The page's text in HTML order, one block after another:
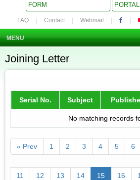
FORM
PORTAL
FAQ Contact Webmail
MENU
Joining Letter
Serial No. Subject
No matching records
« Prev 1 2 3 4 5
6
11 12 13 14 15 16